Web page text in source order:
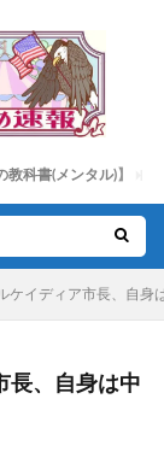
教科書(メンタル)】
ケイディア市長、自身
長、自身は中